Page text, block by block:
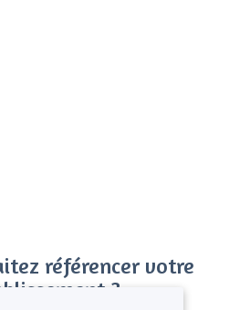
référencer votre
?